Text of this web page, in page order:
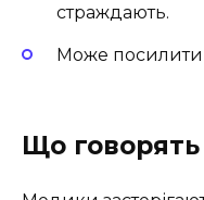
страждають.
Може посилити
Що говорять